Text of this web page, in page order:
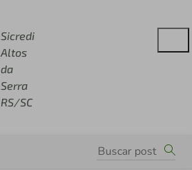
Sicredi
Altos
da
Serra
RS/SC